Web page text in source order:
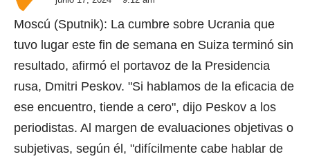
Moscú (Sputnik): La cumbre sobre Ucrania que
tuvo lugar este fin de semana en Suiza terminó sin
resultado, afirmó el portavoz de la Presidencia
rusa, Dmitri Peskov. "Si hablamos de la eficacia de
ese encuentro, tiende a cero", dijo Peskov a los
periodistas. Al margen de evaluaciones objetivas o
subjetivas, según él, "difícilmente cabe hablar de